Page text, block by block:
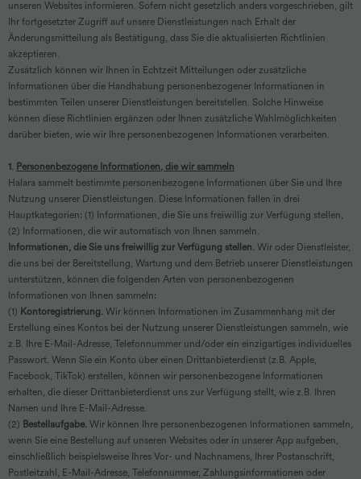
unseren Websites informieren. Sofern nicht gesetzlich anders vorgeschrieben, gilt
Ihr fortgesetzter Zugriff auf unsere Dienstleistungen nach Erhalt der
Änderungsmitteilung als Bestätigung, dass Sie die aktualisierten Richtlinien
akzeptieren.
Zusätzlich können wir Ihnen in Echtzeit Mitteilungen oder zusätzliche
Informationen über die Handhabung personenbezogener Informationen in
bestimmten Teilen unserer Dienstleistungen bereitstellen. Solche Hinweise
können diese Richtlinien ergänzen oder Ihnen zusätzliche Wahlmöglichkeiten
darüber bieten, wie wir Ihre personenbezogenen Informationen verarbeiten.
1. Personenbezogene Informationen, die wir sammeln
Halara sammelt bestimmte personenbezogene Informationen über Sie und Ihre
Nutzung unserer Dienstleistungen. Diese Informationen fallen in drei
Hauptkategorien: (1) Informationen, die Sie uns freiwillig zur Verfügung stellen,
(2) Informationen, die wir automatisch von Ihnen sammeln.
Informationen, die Sie uns freiwillig zur Verfügung stellen. Wir oder Dienstleister,
die uns bei der Bereitstellung, Wartung und dem Betrieb unserer Dienstleistungen
unterstützen, können die folgenden Arten von personenbezogenen
Informationen von Ihnen sammeln:
(1) Kontoregistrierung. Wir können Informationen im Zusammenhang mit der
Erstellung eines Kontos bei der Nutzung unserer Dienstleistungen sammeln, wie
z.B. Ihre E-Mail-Adresse, Telefonnummer und/oder ein einzigartiges individuelles
Passwort. Wenn Sie ein Konto über einen Drittanbieterdienst (z.B. Apple,
Facebook, TikTok) erstellen, können wir personenbezogene Informationen
erhalten, die dieser Drittanbieterdienst uns zur Verfügung stellt, wie z.B. Ihren
Namen und Ihre E-Mail-Adresse.
(2) Bestellaufgabe. Wir können Ihre personenbezogenen Informationen sammeln,
wenn Sie eine Bestellung auf unseren Websites oder in unserer App aufgeben,
einschließlich beispielsweise Ihres Vor- und Nachnamens, Ihrer Postanschrift,
Postleitzahl, E-Mail-Adresse, Telefonnummer, Zahlungsinformationen oder